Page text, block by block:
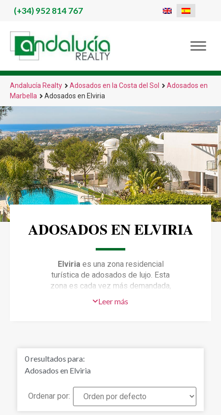
(+34)952 814 767
Andalucía Realty Adosados en la Costa del Sol
Adosados en
Marbella
Adosados en Elviria
ADOSADOS EN ELVIRIA
Elviria es una zona residencial
turística de adosados de lujo. Esta
zona es cada vez más demandada,
Golf, colegios internacionales y su
las playas de Marbella y alrededores,
o la vida nocturna y tiendas de Puerto
Banús a corta distancia. Si quieres
inversión, los adosados en Elviria es
una zona ideal para ello, ya que tiene
Leer más
0resultados para:
Adosados en Elviria
Ordenar por: